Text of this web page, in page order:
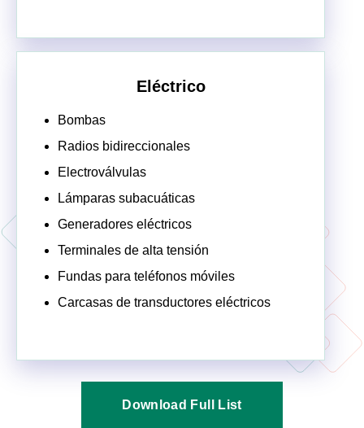
Eléctrico
Bombas
Radios bidireccionales
Electroválvulas
Lámparas subacuáticas
Generadores eléctricos
Terminales de alta tensión
Fundas para teléfonos móviles
Carcasas de transductores eléctricos
Download Full List